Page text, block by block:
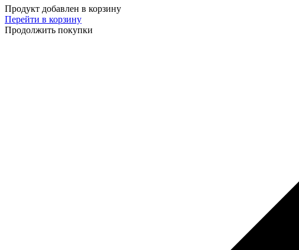
Продукт добавлен в корзину
Перейти в корзину
Продолжить покупки